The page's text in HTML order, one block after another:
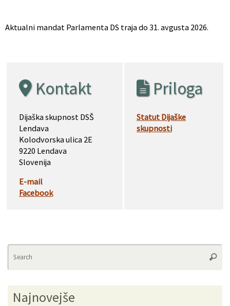
Aktualni mandat Parlamenta DS traja do 31. avgusta 2026.
Kontakt
Dijaška skupnost DSŠ
Lendava
Kolodvorska ulica 2E
9220 Lendava
Slovenija
E-mail
Facebook
Priloga
Statut Dijaške
skupnosti
Najnovejše